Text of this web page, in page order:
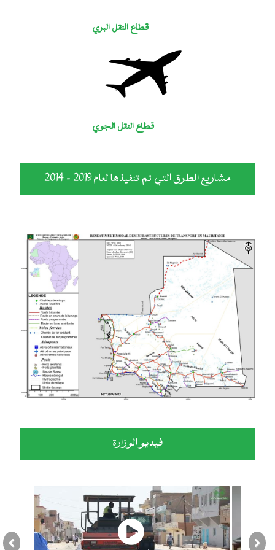
قطاع النقل البري
قطاع النقل الجوي
مشاريع الطرق التي تم تنفيذها لعام 2019 - 2014
فيديو الوزارة